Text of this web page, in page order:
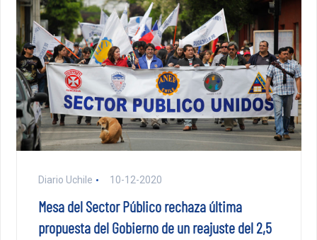
Diario Uchile 10-12-2020
Mesa del Sector Público rechaza última
propuesta del Gobierno de un reajuste del 2,5